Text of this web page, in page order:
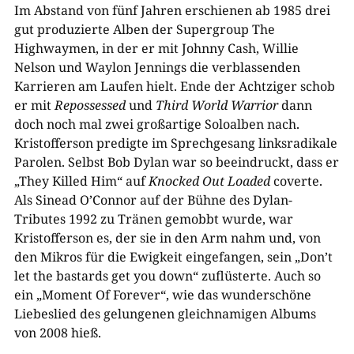
Im Abstand von fünf Jahren erschienen ab 1985 drei
gut produzierte Alben der Supergroup The
Highwaymen, in der er mit Johnny Cash, Willie
Nelson und Waylon Jennings die verblassenden
Karrieren am Laufen hielt. Ende der Achtziger schob
er mitRepossessedund Third World Warriordann
doch noch mal zwei großartige Soloalben nach.
Kristofferson predigte im Sprechgesang linksradikale
Parolen. Selbst Bob Dylan war so beeindruckt, dass er
„They Killed Him“ aufKnocked Out Loadedcoverte.
Als Sinead O’Connor auf der Bühne des Dylan-
Tributes 1992 zu Tränen gemobbt wurde, war
Kristofferson es, der sie in den Arm nahm und, von
den Mikros für die Ewigkeit eingefangen, sein „Don’t
let the bastards get you down“ zuflüsterte. Auch so
ein „Moment Of Forever“, wie das wunderschöne
Liebeslied des gelungenen gleichnamigen Albums
von 2008 hieß.